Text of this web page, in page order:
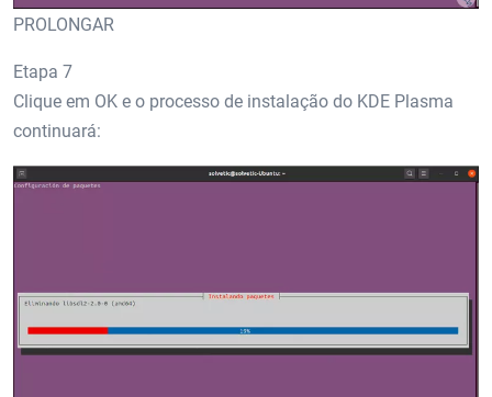
PROLONGAR
Etapa 7
Clique em OK e o processo de instalação do KDE Plasma
continuará: